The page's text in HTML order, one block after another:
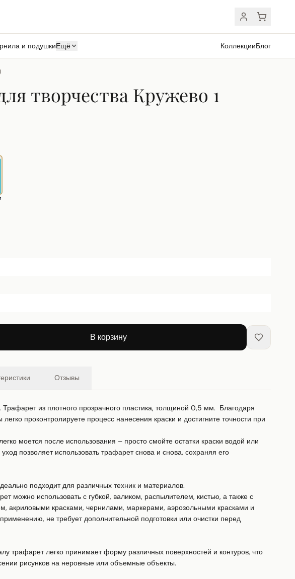
и подушкиЕщё КоллекцииБлог
творчества Кружево 1
В корзину
Отзывы
из плотного прозрачного пластика, толщиной 0,5 мм.  Благодаря
проконтролируете процесс нанесения краски и достигните точности при
моется после использования – просто смойте остатки краски водой или
позволяет использовать трафарет снова и снова, сохраняя его
подходит для различных техник и материалов.
можно использовать с губкой, валиком, распылителем, кистью, а также с
акриловыми красками, чернилами, маркерами, аэрозольными красками и
не требует дополнительной подготовки или очистки перед
трафарет легко принимает форму различных поверхностей и контуров, что
рисунков на неровные или объемные объекты.